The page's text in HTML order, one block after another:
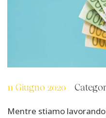
11 Giugno 2020
Mentre stiamo